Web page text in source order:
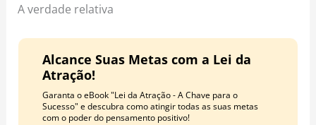
A verdade relativa
Alcance Suas Metas com a Lei da
Atração!
Garanta o eBook "Lei da Atração - A Chave para o
Sucesso" e descubra como atingir todas as suas metas
com o poder do pensamento positivo!